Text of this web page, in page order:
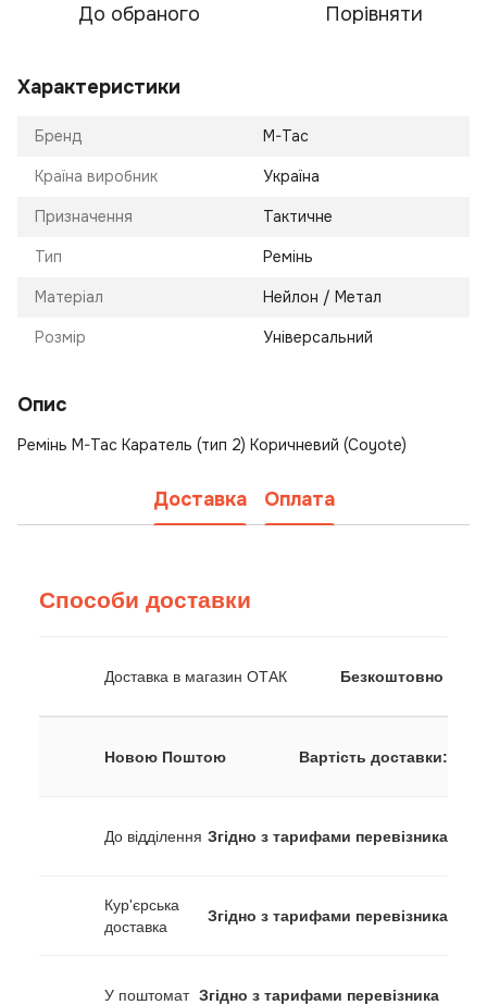
До обраного Порівняти
Характеристики
Бренд M-Tac
Країна виробник Україна
Призначення Тактичне
Тип Ремінь
Матеріал Нейлон / Метал
Розмір Універсальний
Опис
Ремінь M-Tac Каратель (тип 2) Коричневий (Coyote)
Доставка Оплата
Способи доставки
Доставка в магазин ОТАК Безкоштовно
Новою Поштою Вартість доставки:
До відділення Згідно з тарифами перевізника
Кур'єрська
доставка
Згідно з тарифами перевізника
У поштомат Згідно з тарифами перевізника